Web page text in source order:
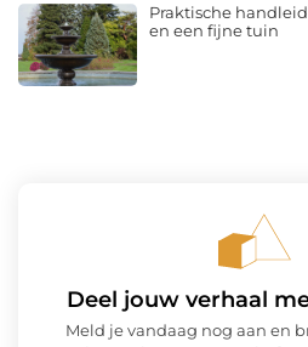
Praktische
en een fijne tuin
Deel jouw verhaal
Meld je vandaag nog aan en